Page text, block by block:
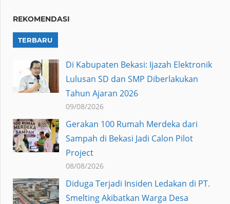
REKOMENDASI
TERBARU
Di Kabupaten Bekasi: Ijazah Elektronik
Lulusan SD dan SMP Diberlakukan
Tahun Ajaran 2026
09/08/2026
Gerakan 100 Rumah Merdeka dari
Sampah di Bekasi Jadi Calon Pilot
Project
08/08/2026
Diduga Terjadi Insiden Ledakan di PT.
Smelting Akibatkan Warga Desa